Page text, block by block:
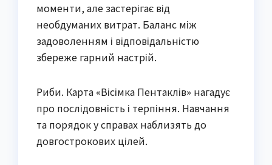
моменти, але застерігає від
необдуманих витрат. Баланс між
задоволенням і відповідальністю
збереже гарний настрій.
Риби. Карта «Вісімка Пентаклів» нагадує
про послідовність і терпіння. Навчання
та порядок у справах наблизять до
довгострокових цілей.